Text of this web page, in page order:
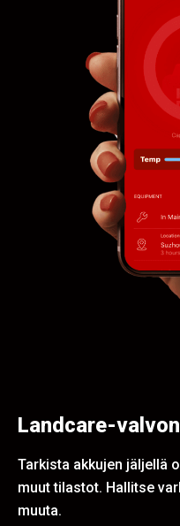
Landcare-
Tarkista akkujen jäljellä
muut tilastot. Hallitse
muuta.